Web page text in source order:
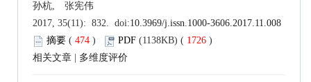
孙杭, 张宪伟
2017, 35(11): 832. doi:10.3969/j.issn.1000-3606.2017.11.008
摘要 ( 474 ) PDF (1138KB) ( 1726 )
相关文章
多维度评价